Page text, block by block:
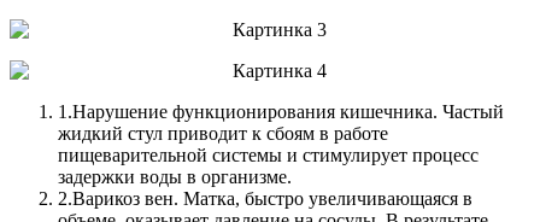
1.Нарушение функционирования кишечника. Частый
жидкий стул приводит к сбоям в работе
пищеварительной системы и стимулирует процесс
задержки воды в организме.
2.Варикоз вен. Матка, быстро увеличивающаяся в